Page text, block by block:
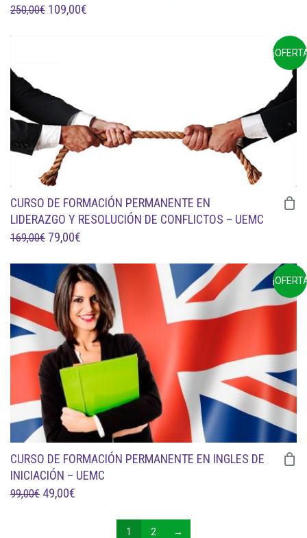
250,00€ EL
109,00€
CURSO DE FORMACIÓN PERMANENTE EN
LIDERAZGO Y RESOLUCIÓN DE CONFLICTOS – UEMC
169,00€ EL
ORIGINAL
ERA:
169,00€.
79,00€
ACTUAL
ES:
79,00€.
CURSO DE FORMACIÓN PERMANENTE EN INGLES DE
INICIACIÓN – UEMC
99,00€ EL
49,00€
1 2 →